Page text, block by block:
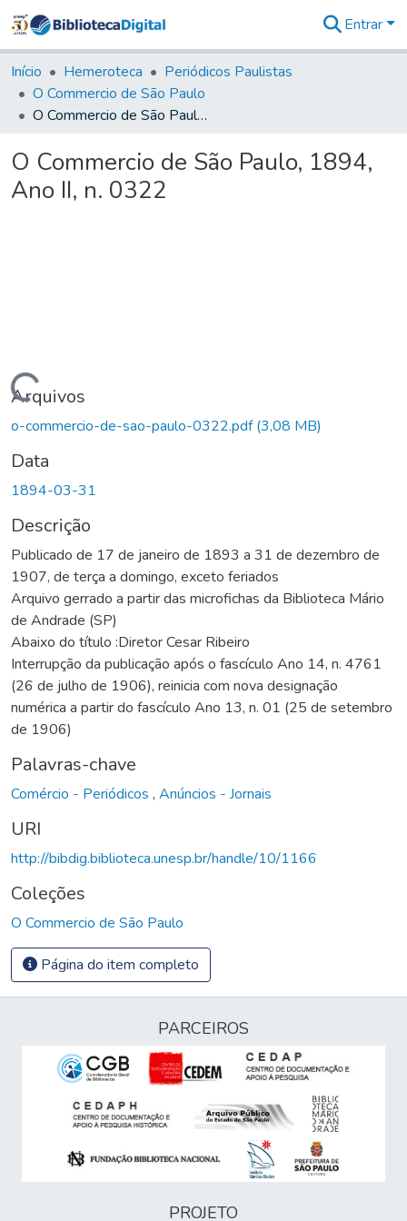
&
Coleções
Tudo na
Biblioteca
Estatísticas
Entrar
Início Hemeroteca
Periódicos Paulistas
O Commercio de São Paulo
O Commercio de São Paulo, 1894, Ano II, n. 0322
O Commercio de São Paulo, 1894,
Ano II, n. 0322
Carregando...
Arquivos
o-commercio-de-sao-paulo-0322.pdf(3,08 MB)
Data
1894-03-31
Descrição
Publicado de 17 de janeiro de 1893 a 31 de dezembro de
1907, de terça a domingo, exceto feriados
Arquivo gerrado a partir das microfichas da Biblioteca Mário
de Andrade (SP)
Abaixo do título :Diretor Cesar Ribeiro
Interrupção da publicação após o fascículo Ano 14, n. 4761
(26 de julho de 1906), reinicia com nova designação
numérica a partir do fascículo Ano 13, n. 01 (25 de setembro
de 1906)
Palavras-chave
Comércio - Periódicos , Anúncios - Jornais
URI
http://bibdig.biblioteca.unesp.br/handle/10/1166
Coleções
O Commercio de São Paulo
Página do item completo
PARCEIROS
PROJETO